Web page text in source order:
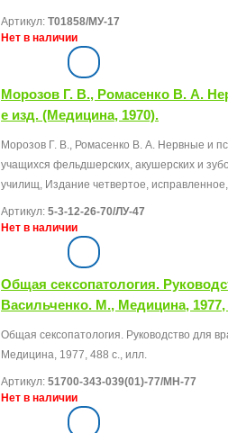
Артикул: Т01858/МУ-17
Нет в наличии
Морозов Г. В., Ромасенко В. А.
е изд. (Медицина, 1970).
Морозов Г. В., Ромасенко В. А. Нервные и
учащихся фельдшерских, акушерских и
училищ, Издание четвертое,
Артикул: 5-3-12-26-70/ЛУ-47
Нет в наличии
Общая сексопатология.
Васильченко. М., Медицина, 1977,
Общая сексопатология. Руководство для
Медицина, 1977, 488 с., илл.
Артикул: 51700-343-039(01)-77/МН-77
Нет в наличии